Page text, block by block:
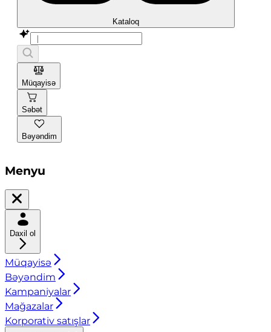
Kataloq
Müqayisə
Səbət
Bəyəndim
Menyu
Daxil ol
Müqayisə
Bəyəndim
Kampaniyalar
Mağazalar
Korporativ satışlar